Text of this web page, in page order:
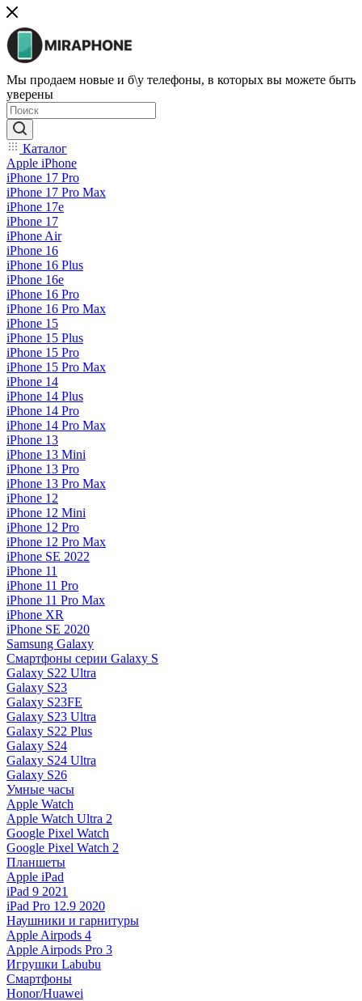
Мы продаем новые и б\у телефоны, в которых вы можете быть
уверены
Каталог
Apple iPhone
iPhone 17 Pro
iPhone 17 Pro Max
iPhone 17e
iPhone 17
iPhone Air
iPhone 16
iPhone 16 Plus
iPhone 16e
iPhone 16 Pro
iPhone 16 Pro Max
iPhone 15
iPhone 15 Plus
iPhone 15 Pro
iPhone 15 Pro Max
iPhone 14
iPhone 14 Plus
iPhone 14 Pro
iPhone 14 Pro Max
iPhone 13
iPhone 13 Mini
iPhone 13 Pro
iPhone 13 Pro Max
iPhone 12
iPhone 12 Mini
iPhone 12 Pro
iPhone 12 Pro Max
iPhone SE 2022
iPhone 11
iPhone 11 Pro
iPhone 11 Pro Max
iPhone XR
iPhone SE 2020
Samsung Galaxy
Смартфоны серии Galaxy S
Galaxy S22 Ultra
Galaxy S23
Galaxy S23FE
Galaxy S23 Ultra
Galaxy S22 Plus
Galaxy S24
Galaxy S24 Ultra
Galaxy S26
Умные часы
Apple Watch
Apple Watch Ultra 2
Google Pixel Watch
Google Pixel Watch 2
Планшеты
Apple iPad
iPad 9 2021
iPad Pro 12.9 2020
Наушники и гарнитуры
Apple Airpods 4
Apple Airpods Pro 3
Игрушки Labubu
Смартфоны
Honor/Huawei